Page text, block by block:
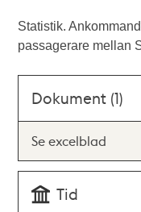
Statistik.
passagerare mellan
Dokument (1)
Se excelblad
Tid